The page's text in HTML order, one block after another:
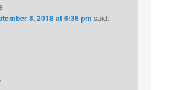
8, 2018 at 6:36 pm said: